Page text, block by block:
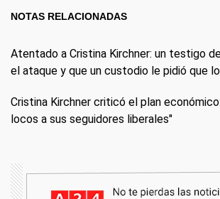
NOTAS RELACIONADAS
Atentado a Cristina Kirchner: un testigo
el ataque y que un custodio le pidió que
Cristina Kirchner criticó el plan
locos a sus seguidores liberales"